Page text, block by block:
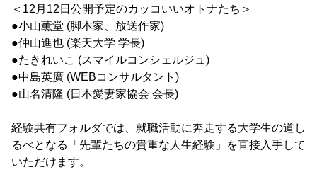
＜12月12日公開予定のカッコいいオトナたち＞
●小山薫堂 (脚本家、放送作家)
●仲山進也 (楽天大学 学長)
●たきれいこ (スマイルコンシェルジュ)
●中島英廣 (WEBコンサルタント)
●山名清隆 (日本愛妻家協会 会長)
経験共有フォルダでは、就職活動に奔走する大学生の道し
るべとなる「先輩たちの貴重な人生経験」を直接入手して
いただけます。